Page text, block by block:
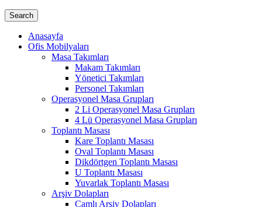
Search
Anasayfa
Ofis Mobilyaları
Masa Takımları
Makam Takımları
Yönetici Takımları
Personel Takımları
Operasyonel Masa Grupları
2 Li Operasyonel Masa Grupları
4 Lü Operasyonel Masa Grupları
Toplantı Masası
Kare Toplantı Masası
Oval Toplantı Masası
Dikdörtgen Toplantı Masası
U Toplantı Masası
Yuvarlak Toplantı Masası
Arşiv Dolapları
Camlı Arşiv Dolapları